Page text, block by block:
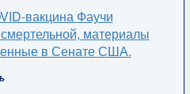
вакцина Фаучи
материалы
в Сенате США.